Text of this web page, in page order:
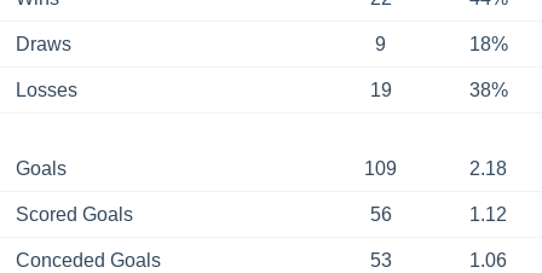
Draws 9 18%
Losses 19 38%
Goals 109 2.18
Scored Goals 56 1.12
Conceded Goals 53 1.06